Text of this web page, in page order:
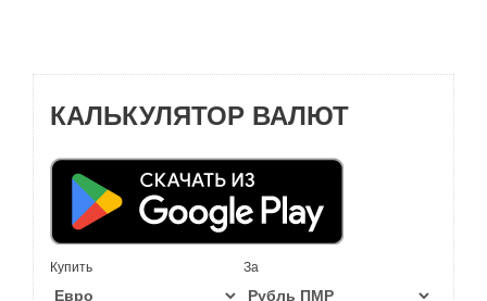
КАЛЬКУЛЯТОР ВАЛЮТ
Купить За